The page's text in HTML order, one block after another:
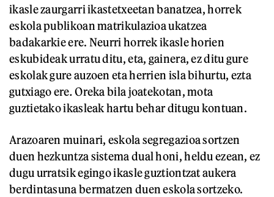
ikasle zaurgarri ikastetxeetan banatzea, horrek
eskola publikoan matrikulazioa ukatzea
badakarkie ere. Neurri horrek ikasle horien
eskubideak urratu ditu, eta, gainera, ez ditu gure
eskolak gure auzoen eta herrien isla bihurtu, ezta
gutxiago ere.Oreka bila joatekotan, mota
guztietako ikasleak hartu behar ditugu kontuan.
Arazoaren muinari, eskola segregazioa sortzen
duen hezkuntza sistema dual honi, heldu ezean, ez
dugu urratsik egingo ikasle guztiontzat aukera
berdintasuna bermatzen duen eskola sortzeko.